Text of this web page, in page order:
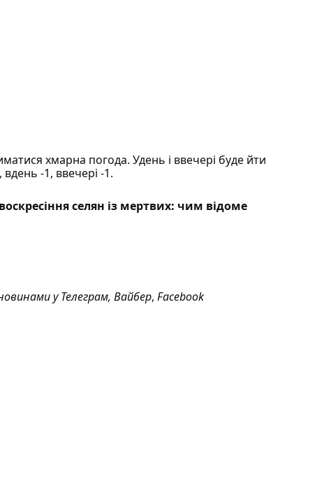
хмарна погода. Удень і ввечері буде йти
вдень -1, ввечері -1.
селян із мертвих: чим відоме
уТелеграм, Вайбер, Facebook